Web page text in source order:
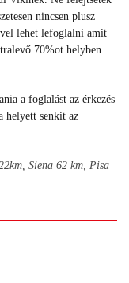
nincsen plusz
lehet lefoglalni amit
70%ot helyben
a foglalást az érkezés
helyett senkit az
Siena 62 km, Pisa